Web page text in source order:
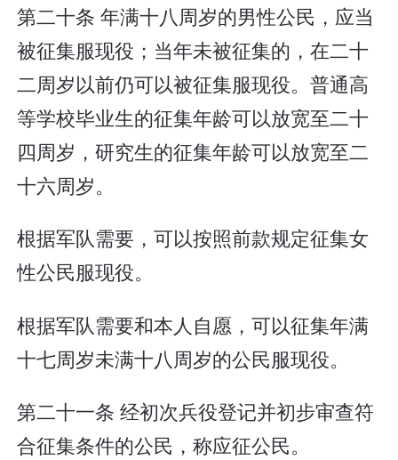
第二十条 年满十八周岁的男性公民，应当
被征集服现役；当年未被征集的，在二十
二周岁以前仍可以被征集服现役。普通高
等学校毕业生的征集年龄可以放宽至二十
四周岁，研究生的征集年龄可以放宽至二
十六周岁。
根据军队需要，可以按照前款规定征集女
性公民服现役。
根据军队需要和本人自愿，可以征集年满
十七周岁未满十八周岁的公民服现役。
第二十一条 经初次兵役登记并初步审查符
合征集条件的公民，称应征公民。